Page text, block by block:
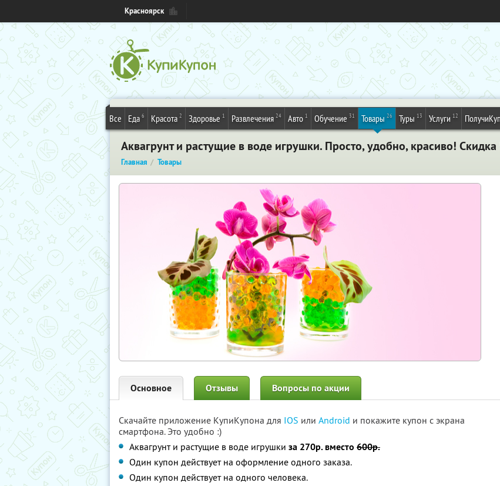
Красноярск
Все Еда 6 Красота 2 Здоровье 1 Развлечения 24 Авто 1 Обучение 31 Товары 26 Туры 13 Услуги 12
Аквагрунт и растущие в воде игрушки. Просто, удобно, красиво!
Главная Товары
Основное Отзывы Вопросы по акции
Скачайте приложение КупиКупона для IOS или Android и покажите купон с экрана
смартфона. Это удобно :)
Аквагрунт и растущие в воде игрушки за 270р. вместо 600р.
Один купон действует на оформление одного заказа.
Один купон действует на одного человека.